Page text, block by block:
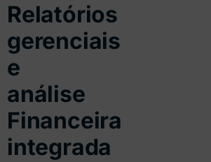
Relatórios
gerenciais
e
análise
Financeira
integrada